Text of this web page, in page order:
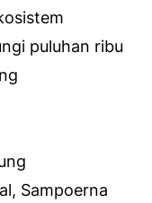
puluhan ribu
Sampoerna